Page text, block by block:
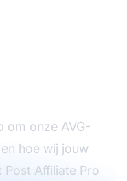
om onze AVG-
hoe wij jouw
Post Affiliate Pro